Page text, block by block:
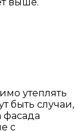
утеплять
быть случаи,
фасада
с